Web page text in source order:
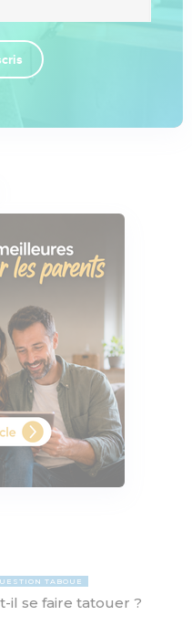
TABOUE
il se faire tatouer ?